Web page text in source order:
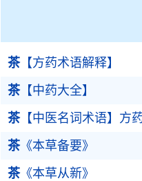
茶【方药术语解释】
茶【中药大全】
茶【中医名词术语】方
茶《本草备要》
茶《本草从新》